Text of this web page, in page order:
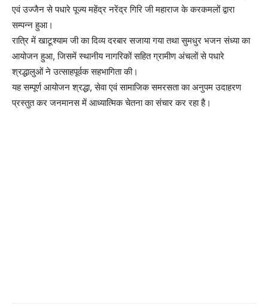
एवं उज्जैन से पधारे पूज्य महेंद्र नरेंद्र गिरि जी महाराज के करकमलों द्वारा
सम्पन्न हुआ।
रात्रि में खाटूश्याम जी का दिव्य दरबार सजाया गया तथा सुमधुर भजन संध्या का
आयोजन हुआ, जिसमें स्थानीय नागरिकों सहित ग्रामीण अंचलों से पधारे
श्रद्धालुओं ने उत्साहपूर्वक सहभागिता की।
यह सम्पूर्ण आयोजन श्रद्धा, सेवा एवं सामाजिक समरसता का अनुपम उदाहरण
प्रस्तुत कर जनमानस में आध्यात्मिक चेतना का संचार कर रहा है।